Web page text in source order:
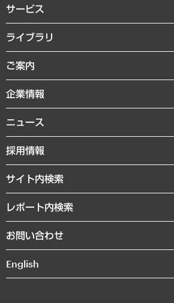
サービス
経営戦略
組織・人事戦略
デジタルイノベーション
共生・ダイバーシティ
GRC（ガバナンス・リスク・コンプライアンス）
経済・産業・雇用・労働
まちづくり・観光・交通・スポーツ・スマートシティ
自然資源・農林水産業・食料システム
ライブラリ
経済調査
レポート
コラム
経営用語集
受託・受注実績（官公庁関連）
メディア掲載・出演
ご案内
セミナー・イベント情報
MUFGビジネスセミナー
受託案件情報
企業情報
私たちの想い
社長メッセージ
会社概要
沿革
組織図・本部部室紹介
インドネシア現地法人
ニュース
ニュースリリース
お知らせ
採用情報
サイト内検索
レポート内検索
お問い合わせ
English